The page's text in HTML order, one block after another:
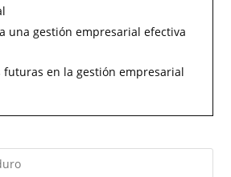
una gestión empresarial efectiva
futuras en la gestión empresarial